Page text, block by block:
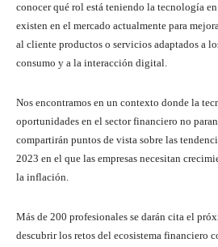
conocer qué rol está teniendo la tecnología
existen en el mercado actualmente para
al cliente productos o servicios adaptados a
consumo y a la interacción digital.
Nos encontramos en un contexto donde la
oportunidades en el sector financiero no
compartirán puntos de vista sobre las
2023 en el que las empresas necesitan
la inflación.
Más de 200 profesionales se darán cita el
descubrir los retos del ecosistema financiero